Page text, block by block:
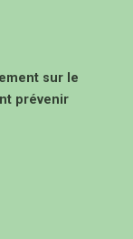
sur le
prévenir